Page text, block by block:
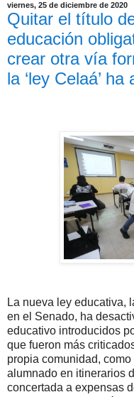
viernes, 25 de diciembre de 2020
Quitar el título
educación
crear otra vía
la ‘ley Celaá’ ha
La nueva ley educativa,
en el Senado, ha
educativo introducidos
que fueron más
propia comunidad,
alumnado en itinerarios
concertada a expensas